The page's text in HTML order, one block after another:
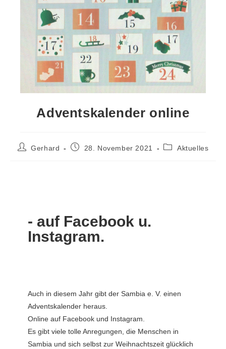
Adventskalender online
Gerhard 28. November 2021 Aktuelles
- auf Facebook u.
Instagram.
Auch in diesem Jahr gibt der Sambia e. V. einen
Adventskalender heraus.
Online auf Facebook und Instagram.
Es gibt viele tolle Anregungen, die Menschen in
Sambia und sich selbst zur Weihnachtszeit glücklich